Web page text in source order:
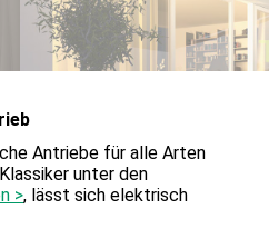
Antriebe für alle Arten
unter den
>, lässt sich elektrisch